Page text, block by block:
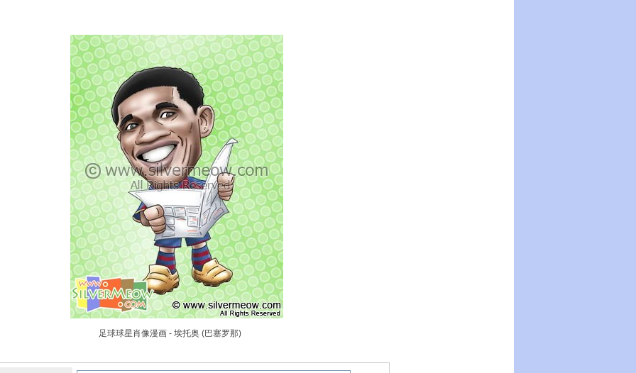
足球球星肖像漫画 - 埃托奥 (巴塞罗那)